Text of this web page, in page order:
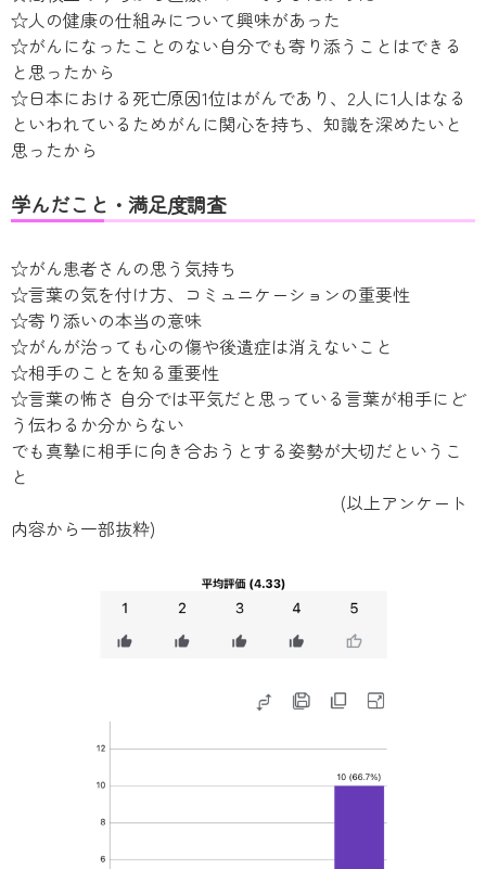
☆人の健康の仕組みについて興味があった
☆がんになったことのない自分でも寄り添うことはできる
と思ったから
☆日本における死亡原因1位はがんであり、2人に1人はなる
といわれているためがんに関心を持ち、知識を深めたいと
思ったから
学んだこと・満足度調査
☆がん患者さんの思う気持ち
☆言葉の気を付け方、コミュニケーションの重要性
☆寄り添いの本当の意味
☆がんが治っても心の傷や後遺症は消えないこと
☆相手のことを知る重要性
☆言葉の怖さ 自分では平気だと思っている言葉が相手にど
う伝わるか分からない
でも真摯に相手に向き合おうとする姿勢が大切だというこ
と
(以上アンケート
内容から一部抜粋)